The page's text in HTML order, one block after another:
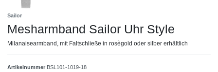
Sailor
Mesharmband Sailor Uhr Style
Milanaisearmband, mit Faltschließe in rosègold oder silber erhältlich
Artikelnummer BSL101-1019-18